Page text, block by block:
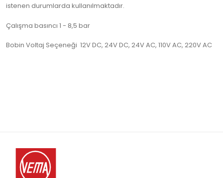
istenen durumlarda kullanılmaktadır.
Çalışma basıncı 1 - 8,5 bar
Bobin Voltaj Seçeneği 12V DC, 24V DC, 24V AC, 110V AC, 220V AC